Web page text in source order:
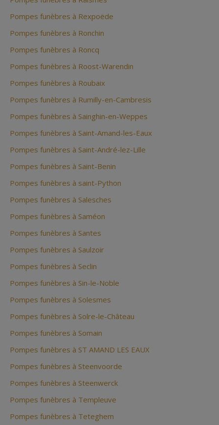
Pompes funèbres à Rexpoëde
Pompes funèbres à Ronchin
Pompes funèbres à Roncq
Pompes funèbres à Roost-Warendin
Pompes funèbres à Roubaix
Pompes funèbres à Rumilly-en-Cambresis
Pompes funèbres à Sainghin-en-Weppes
Pompes funèbres à Saint-Amand-les-Eaux
Pompes funèbres à Saint-André-lez-Lille
Pompes funèbres à Saint-Benin
Pompes funèbres à saint-Python
Pompes funèbres à Salesches
Pompes funèbres à Saméon
Pompes funèbres à Santes
Pompes funèbres à Saulzoir
Pompes funèbres à Seclin
Pompes funèbres à Sin-le-Noble
Pompes funèbres à Solesmes
Pompes funèbres à Solre-le-Château
Pompes funèbres à Somain
Pompes funèbres à ST AMAND LES EAUX
Pompes funèbres à Steenvoorde
Pompes funèbres à Steenwerck
Pompes funèbres à Templeuve
Pompes funèbres à Teteghem